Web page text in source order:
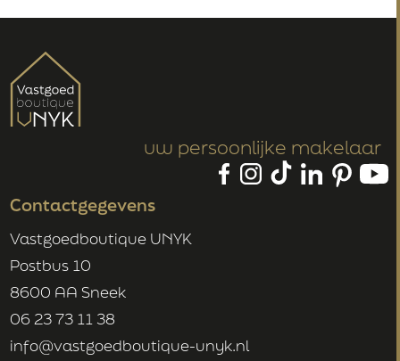
uw persoonlijke makelaar
Contactgegevens
Vastgoedboutique UNYK
Postbus 10
8600 AA Sneek
06 23 73 11 38
info@vastgoedboutique-unyk.nl